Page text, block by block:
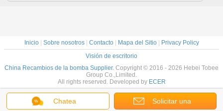
Chatea Solicitar una
Inicio| Sobre nosotros| Contacto| Mapa del Sitio|
Privacy Policy
Visión de escritorio
China Recambios de la bomba Supplier. Copyright © 2016 - 2026 Hebei Tobee
Group Co.,Limited.
All rights reserved. Developed by ECER